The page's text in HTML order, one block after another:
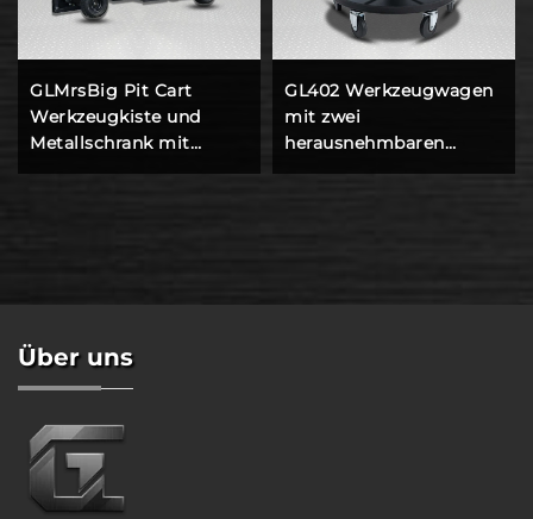
GLMrsBig Pit Cart
Werkzeugkiste und
Metallschrank mit
Rollwagen für
GL402 Werkzeugwagen
mit zwei
herausnehmbaren
Tabletts und
Über uns